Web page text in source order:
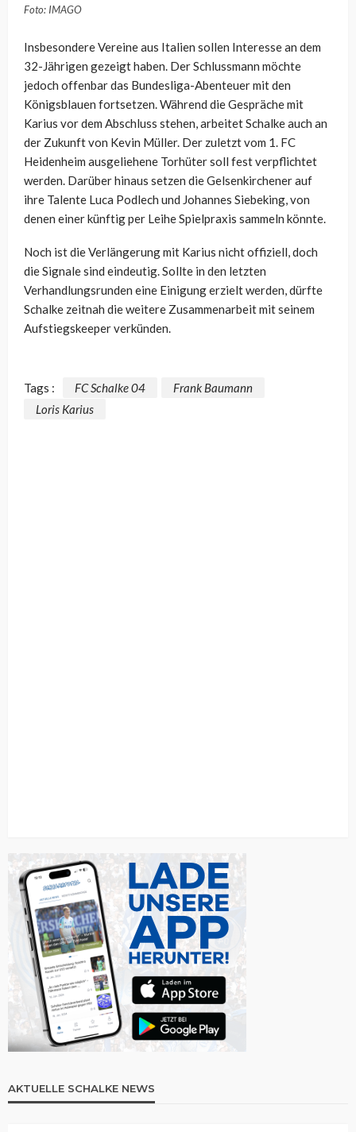
Foto: IMAGO
Insbesondere Vereine aus Italien sollen Interesse an dem
32-Jährigen gezeigt haben. Der Schlussmann möchte
jedoch offenbar das Bundesliga-Abenteuer mit den
Königsblauen fortsetzen. Während die Gespräche mit
Karius vor dem Abschluss stehen, arbeitet Schalke auch an
der Zukunft von Kevin Müller. Der zuletzt vom 1. FC
Heidenheim ausgeliehene Torhüter soll fest verpflichtet
werden. Darüber hinaus setzen die Gelsenkirchener auf
ihre Talente Luca Podlech und Johannes Siebeking, von
denen einer künftig per Leihe Spielpraxis sammeln könnte.
Noch ist die Verlängerung mit Karius nicht offiziell, doch
die Signale sind eindeutig. Sollte in den letzten
Verhandlungsrunden eine Einigung erzielt werden, dürfte
Schalke zeitnah die weitere Zusammenarbeit mit seinem
Aufstiegskeeper verkünden.
Tags : FC Schalke 04
Frank Baumann
Loris Karius
AKTUELLE SCHALKE NEWS